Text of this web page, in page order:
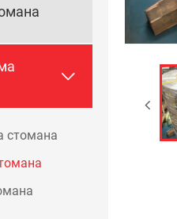

стомана